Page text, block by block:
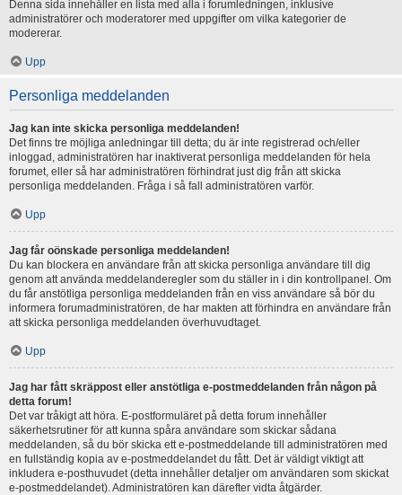
Denna sida innehåller en lista med alla i forumledningen, inklusive
administratörer och moderatorer med uppgifter om vilka kategorier de
modererar.
Upp
Personliga meddelanden
Jag kan inte skicka personliga meddelanden!
Det finns tre möjliga anledningar till detta; du är inte registrerad och/eller
inloggad, administratören har inaktiverat personliga meddelanden för hela
forumet, eller så har administratören förhindrat just dig från att skicka
personliga meddelanden. Fråga i så fall administratören varför.
Upp
Jag får oönskade personliga meddelanden!
Du kan blockera en användare från att skicka personliga användare till dig
genom att använda meddelanderegler som du ställer in i din kontrollpanel. Om
du får anstötliga personliga meddelanden från en viss användare så bör du
informera forumadministratören, de har makten att förhindra en användare från
att skicka personliga meddelanden överhuvudtaget.
Upp
Jag har fått skräppost eller anstötliga e-postmeddelanden från någon på
detta forum!
Det var tråkigt att höra. E-postformuläret på detta forum innehåller
säkerhetsrutiner för att kunna spåra användare som skickar sådana
meddelanden, så du bör skicka ett e-postmeddelande till administratören med
en fullständig kopia av e-postmeddelandet du fått. Det är väldigt viktigt att
inkludera e-posthuvudet (detta innehåller detaljer om användaren som skickat
e-postmeddelandet). Administratören kan därefter vidta åtgärder.